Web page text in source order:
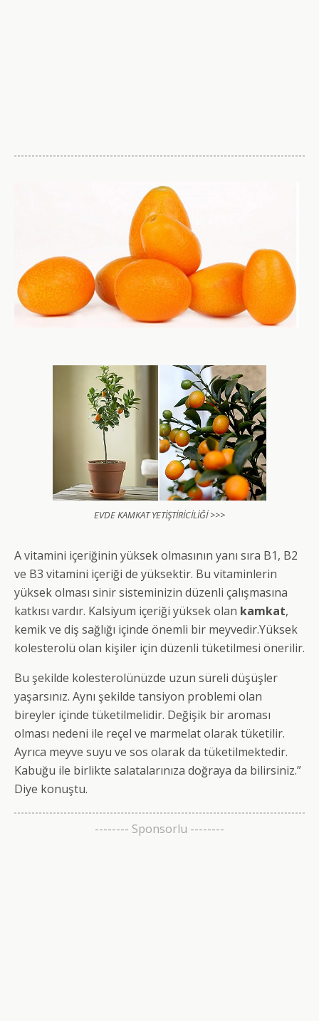
EVDE KAMKAT YETİŞTİRİCİLİĞİ >>>
A vitamini içeriğinin yüksek olmasının yanı sıra B1, B2
ve B3 vitamini içeriği de yüksektir. Bu vitaminlerin
yüksek olması sinir sisteminizin düzenli çalışmasına
katkısı vardır. Kalsiyum içeriği yüksek olan kamkat,
kemik ve diş sağlığı içinde önemli bir meyvedir.Yüksek
kolesterolü olan kişiler için düzenli tüketilmesi önerilir.
Bu şekilde kolesterolünüzde uzun süreli düşüşler
yaşarsınız. Aynı şekilde tansiyon problemi olan
bireyler içinde tüketilmelidir. Değişik bir aroması
olması nedeni ile reçel ve marmelat olarak tüketilir.
Ayrıca meyve suyu ve sos olarak da tüketilmektedir.
Kabuğu ile birlikte salatalarınıza doğraya da bilirsiniz.”
Diye konuştu.
-------- Sponsorlu --------